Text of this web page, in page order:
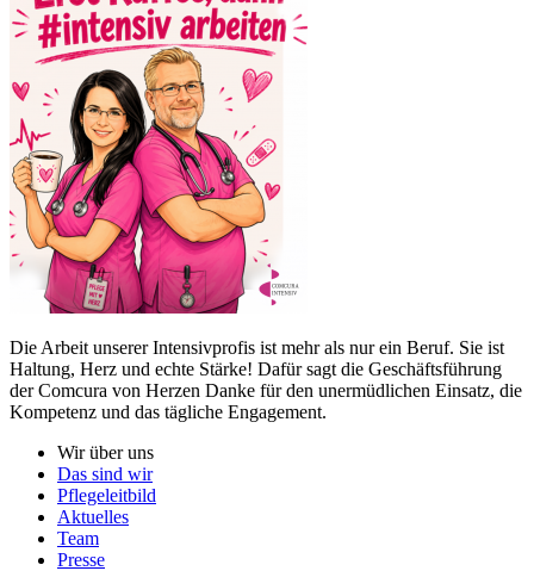
Die Arbeit unserer Intensivprofis ist mehr als nur ein Beruf. Sie ist
Haltung, Herz und echte Stärke! Dafür sagt die Geschäftsführung
der Comcura von Herzen Danke für den unermüdlichen Einsatz, die
Kompetenz und das tägliche Engagement.
Wir über uns
Das sind wir
Pflegeleitbild
Aktuelles
Team
Presse